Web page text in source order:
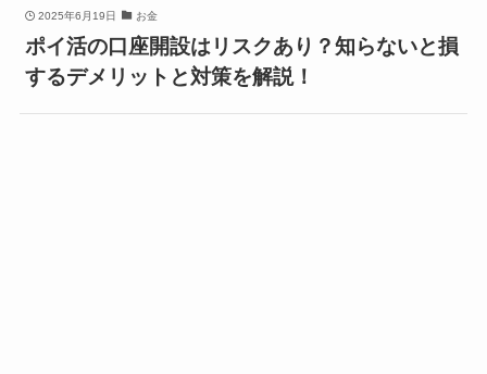
2025年6月19日 お金
ポイ活の口座開設はリスクあり？知らないと損
するデメリットと対策を解説！